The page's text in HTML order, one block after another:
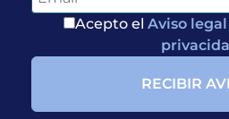
Acepto el Aviso legal